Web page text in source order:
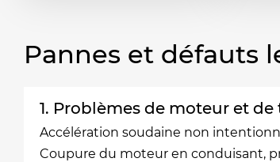
Pannes et défauts
1. Problèmes de moteur et
Accélération soudaine non
Coupure du moteur en conduisant,